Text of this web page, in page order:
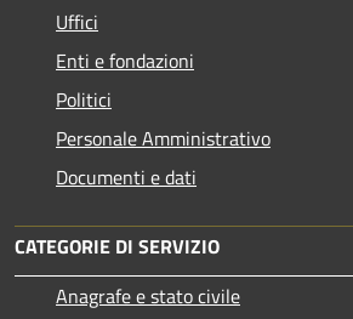
Uffici
Enti e fondazioni
Politici
Personale Amministrativo
Documenti e dati
CATEGORIE DI SERVIZIO
Anagrafe e stato civile